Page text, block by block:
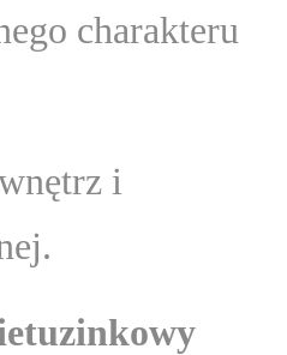
charakteru
i